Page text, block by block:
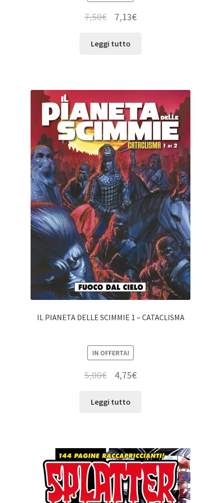
7,50€ 7,13€
Leggi tutto
IL PIANETA DELLE SCIMMIE 1 – CATACLISMA
IN OFFERTA!
5,00€ 4,75€
Leggi tutto